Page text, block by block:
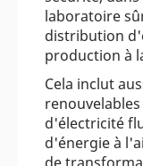
laboratoire
distribution
production à
Cela inclut
d'électricité
d'énergie à